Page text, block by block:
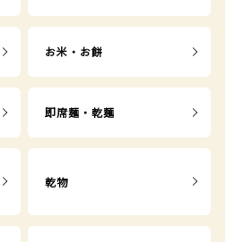
お米・お餅
即席麺・乾麺
乾物